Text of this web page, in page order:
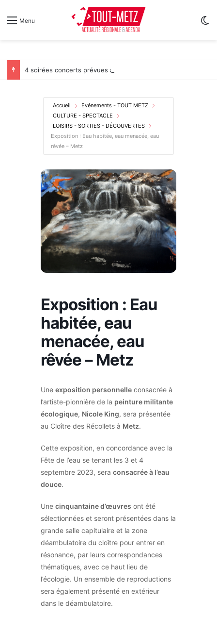
Menu
Accueil
Evénements - TOUT METZ
CULTURE - SPECTACLE
LOISIRS - SORTIES - DÉCOUVERTES
Exposition : Eau habitée, eau menacée, eau
rêvée – Metz
Exposition : Eau
habitée, eau
menacée, eau
rêvée – Metz
Une exposition personnelle consacrée à
l’artiste-pionnière de la peinture militante
écologique, Nicole King, sera présentée
au Cloître des Récollets à Metz.
Cette exposition, en concordance avec la
Fête de l’eau se tenant les 3 et 4
septembre 2023, sera consacrée à l’eau
douce.
Une cinquantaine d’œuvres ont été
sélectionnées et seront présentées dans la
grande salle capitulaire et la zone
déambulatoire du cloître pour entrer en
résonance, par leurs correspondances
thématiques, avec ce haut lieu de
l’écologie. Un ensemble de reproductions
sera également présenté en extérieur
dans le déambulatoire.